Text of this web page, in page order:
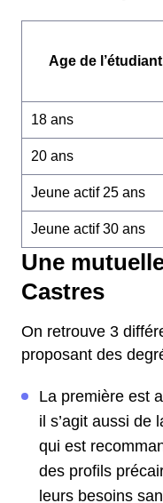
Age de l’étudiant
18 ans
20 ans
Jeune actif 25 ans
Jeune actif 30 ans
Une
Castres
On retrouve 3
proposant des
La première est
il s’agit aussi de
qui est
des profils
leurs besoins